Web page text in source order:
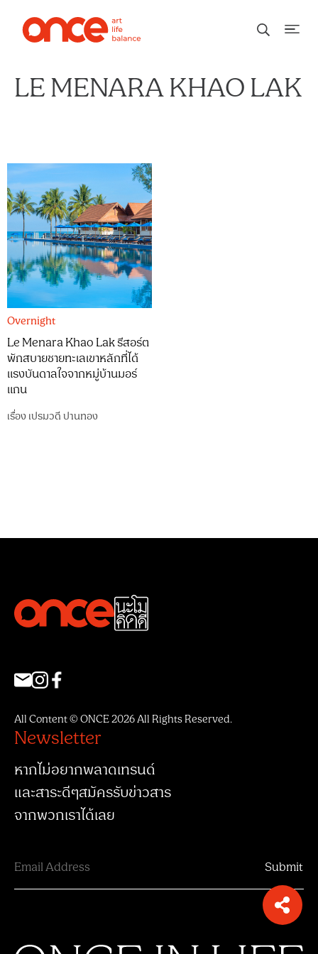
LE MENARA KHAO LAK
Overnight
Le Menara Khao Lak รีสอร์ต
พักสบายชายทะเลเขาหลักที่ได้
แรงบันดาลใจจากหมู่บ้านมอร์
แกน
เรื่อง เปรมวดี ปานทอง
All Content © ONCE 2026 All Rights Reserved.
Newsletter
หากไม่อยากพลาดเทรนด์
และสาระดีๆสมัครรับข่าวสาร
จากพวกเราได้เลย